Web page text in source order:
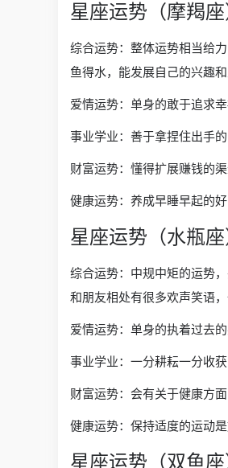
星座运势（摩羯座
综合运势：整体运势相当给
鱼得水，能发展自己的兴趣和
爱情运势：单身的敢于追求
事业学业：善于拿捏住出手
财富运势：懂得扩展赚钱的
健康运势：养成早睡早起的
星座运势（水瓶座
综合运势：中规中矩的运势
和朋友相处有很多欢声笑语
爱情运势：单身的执着过去
事业学业：一分耕耘一分收
财富运势：会有关于健康方
健康运势：保持适度的运动
星座运势（双鱼座